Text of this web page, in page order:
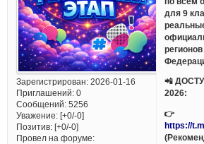
Зарегистрирован: 2026-01-16
Приглашений:0
Сообщений:5256
Уважение: [+0/-0]
Позитив: [+0/-0]
Провел на форуме:
для 9
📲
2026:
👉
https://